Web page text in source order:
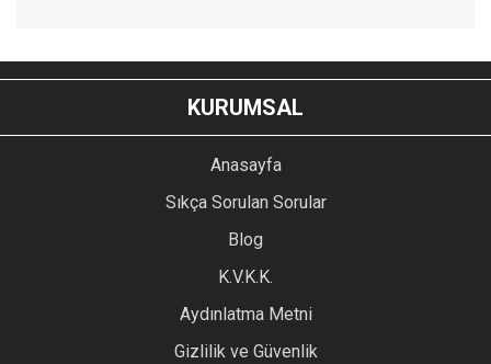
YORUM YAZ
Bu ürünün fiyat bilgisi, resim, ürün açıklamalarında ve diğer
konularda yetersiz gördüğünüz noktaları öneri formunu
kullanarak tarafımıza iletebilirsiniz.
Ürün resmi kalitesiz, bozuk veya görüntülenemiyor.
Ürün açıklamasında eksik bilgiler bulunuyor.
Ürün bilgilerinde hatalar bulunuyor.
Ürün fiyatı diğer sitelerden daha pahalı.
KURUMSAL
Anasayfa
Sıkça Sorulan Sorular
Blog
K.V.K.K.
Aydınlatma Metni
Gizlilik ve Güvenlik